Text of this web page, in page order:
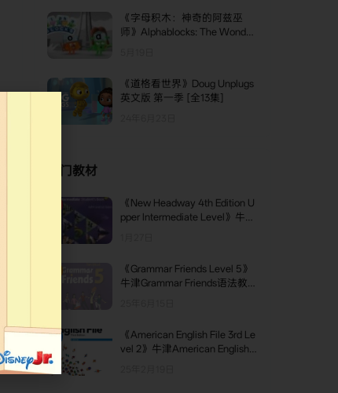
《字母积木：神奇的阿兹巫
师》Alphablocks: The Wonderf
《道格看世界》Doug Unplugs
英文版 第一季 [全13集]
热门教材
《New Headway 4th Edition U
pper Intermediate Level》牛津
《Grammar Friends Level 5》
牛津Grammar Friends语法教材
TOP3
《American English File 3rd Le
vel 2》牛津American English F